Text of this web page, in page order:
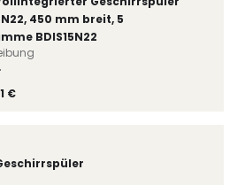
450 mm breit, 5
BDIS15N22
€